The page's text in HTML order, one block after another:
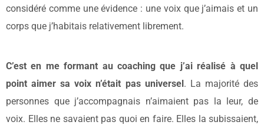
considéré comme une évidence : une voix que j’aimais et un
corps que j’habitais relativement librement.
C’est en me formant au coaching que j’ai réalisé à quel
point aimer sa voix n’était pas universel. La majorité des
personnes que j’accompagnais n’aimaient pas la leur, de
voix. Elles ne savaient pas quoi en faire. Elles la subissaient,